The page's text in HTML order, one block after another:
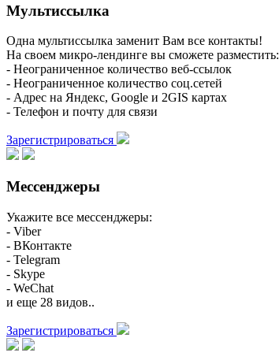
Мультиссылка
Одна мультиссылка заменит Вам все контакты!
На своем микро-лендинге вы сможете разместить:
- Неограниченное количество веб-ссылок
- Неограниченное количество соц.сетей
- Адрес на Яндекс, Google и 2GIS картах
- Телефон и почту для связи
Зарегистрироваться
Мессенджеры
Укажите все мессенджеры:
- Viber
- ВКонтакте
- Telegram
- Skype
- WeChat
и еще 28 видов..
Зарегистрироваться